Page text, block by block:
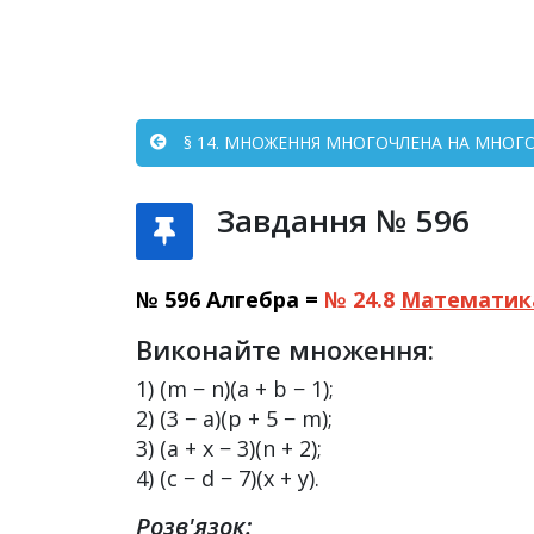
§ 14. МНОЖЕННЯ МНОГОЧЛЕНА НА
Завдання № 596
№ 596 Алгебра = № 24.8
Виконайте множення:
1) (m − n)(a + b − 1);
2) (3 − a)(p + 5 − m);
3) (a + x − 3)(n + 2);
4) (c − d − 7)(x + y).
Розв'язок: